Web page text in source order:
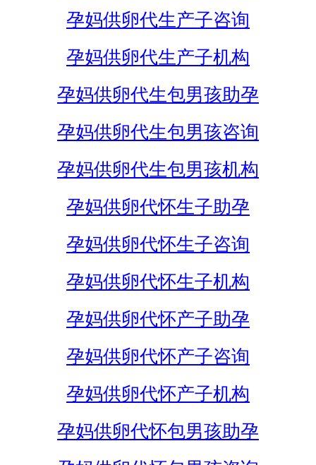
孕妈供卵代生产子咨询
孕妈供卵代生产子机构
孕妈供卵代生包男孩助孕
孕妈供卵代生包男孩咨询
孕妈供卵代生包男孩机构
孕妈供卵代怀生子助孕
孕妈供卵代怀生子咨询
孕妈供卵代怀生子机构
孕妈供卵代怀产子助孕
孕妈供卵代怀产子咨询
孕妈供卵代怀产子机构
孕妈供卵代怀包男孩助孕